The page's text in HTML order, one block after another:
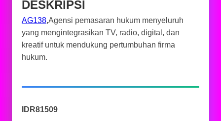
DESKRIPSI
AG138,Agensi pemasaran hukum menyeluruh
yang mengintegrasikan TV, radio, digital, dan
kreatif untuk mendukung pertumbuhan firma
hukum.
IDR81509